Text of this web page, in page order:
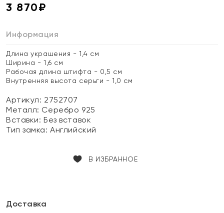
3 870₽
Информация
Длина украшения - 1,4 см
Ширина - 1,6 см
Рабочая длина штифта - 0,5 см
Внутренняя высота серьги - 1,0 см
Артикул: 2752707
Металл: Серебро 925
Вставки:Без вставок
Тип замка:Английский
В ИЗБРАННОЕ
Доставка